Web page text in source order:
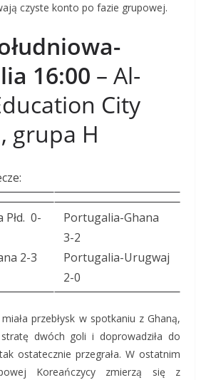
czyste konto po fazie grupowej.
16:00 – Al-
City
grupa H
0-
2-3
Portugalia-Ghana
3-2
Portugalia-Urugwaj
2-0
przebłysk w spotkaniu z Ghaną,
dwóch goli i doprowadziła do
ostatecznie przegrała. W ostatnim
Koreańczycy zmierzą się z